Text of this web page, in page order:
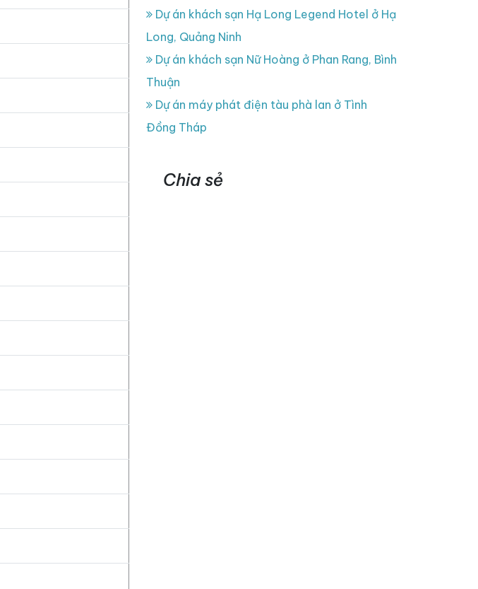
Dự án khách sạn Hạ Long Legend Hotel ở Hạ
Long, Quảng Ninh
Dự án khách sạn Nữ Hoàng ở Phan Rang, Bình
Thuận
Dự án máy phát điện tàu phà lan ở Tình
Đồng Tháp
Chia sẻ